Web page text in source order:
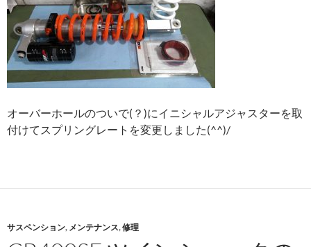
オーバーホールのついで(？)にイニシャルアジャスターを取
付けてスプリングレートを変更しました(^^)/
サスペンション, メンテナンス,修理